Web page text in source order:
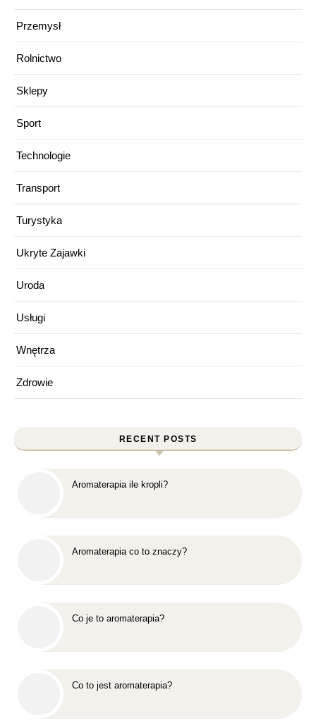
Przemysł
Rolnictwo
Sklepy
Sport
Technologie
Transport
Turystyka
Ukryte Zajawki
Uroda
Usługi
Wnętrza
Zdrowie
RECENT POSTS
Aromaterapia ile kropli?
Aromaterapia co to znaczy?
Co je to aromaterapia?
Co to jest aromaterapia?